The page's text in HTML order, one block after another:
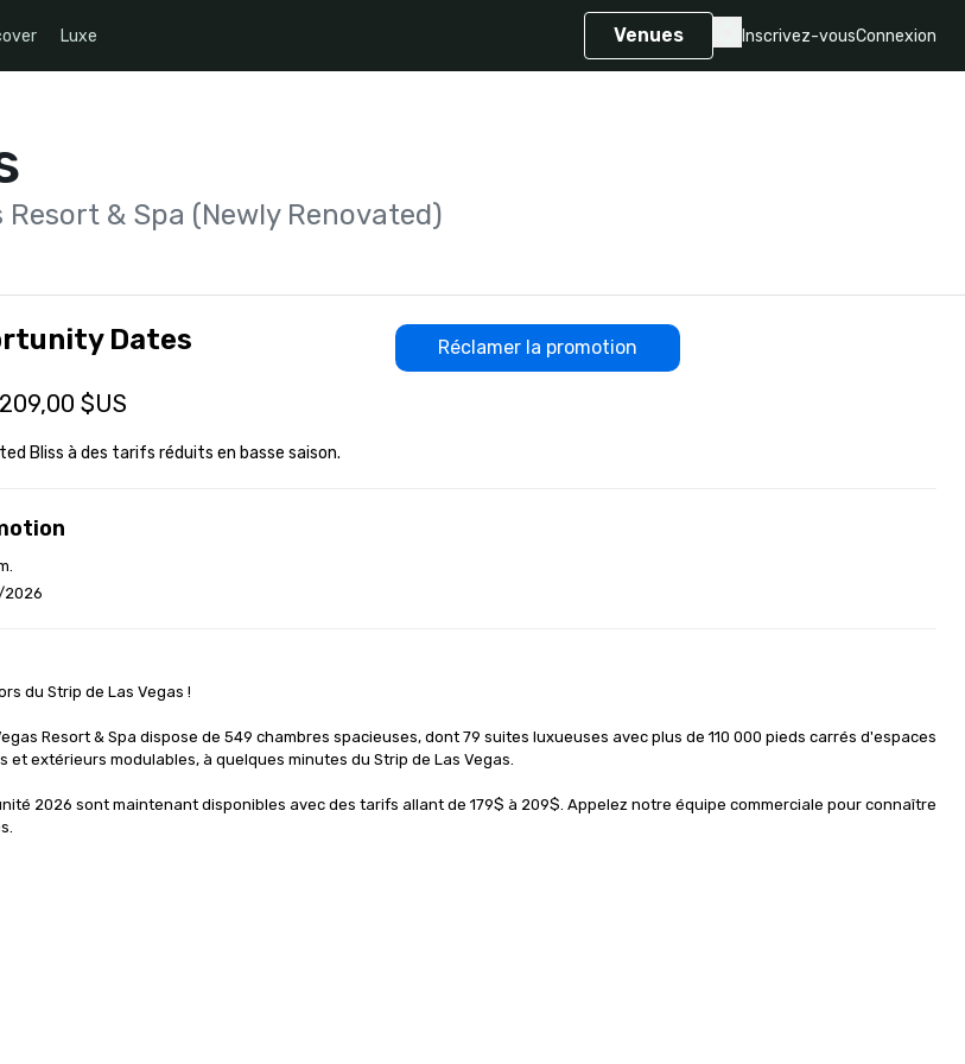
Luxe Venues Inscrivez-vousConnexion
& Spa (Newly Renovated)
Dates Réclamer la promotion
$US
Bliss à des tarifs réduits en basse saison.
du Strip de Las Vegas !
Resort & Spa dispose de 549 chambres spacieuses, dont 79 suites luxueuses avec plus de 110 000 pieds carrés d'espaces
et extérieurs modulables, à quelques minutes du Strip de Las Vegas.
2026 sont maintenant disponibles avec des tarifs allant de 179$ à 209$. Appelez notre équipe commerciale pour connaître